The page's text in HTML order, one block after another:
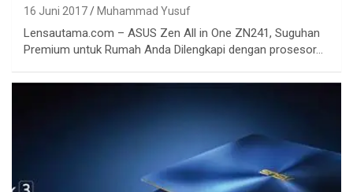
16 Juni 2017 Muhammad Yusuf
Lensautama.com – ASUS Zen All in One ZN241, Suguhan
Premium untuk Rumah Anda Dilengkapi dengan prosesor…